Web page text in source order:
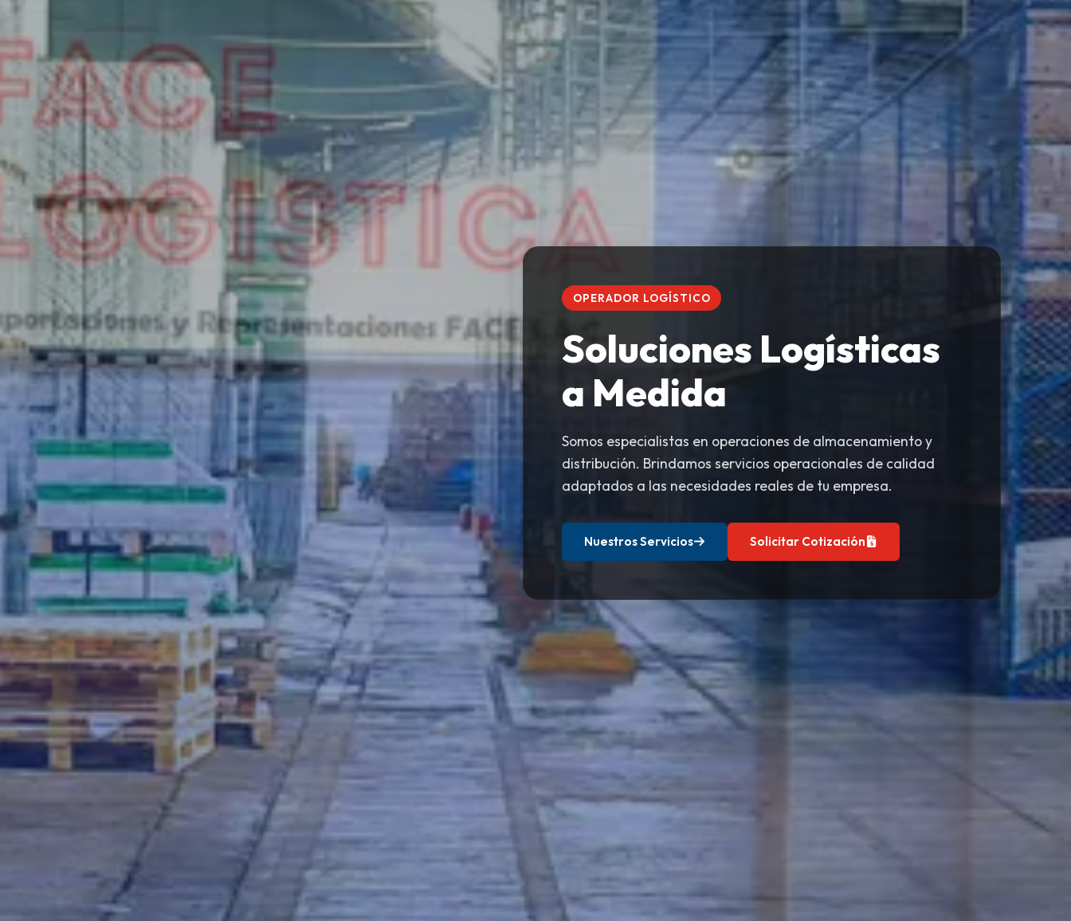
OPERADOR LOGÍSTICO
Soluciones Logísticas
a Medida
Somos especialistas en operaciones de almacenamiento y
distribución. Brindamos servicios operacionales de calidad
adaptados a las necesidades reales de tu empresa.
Nuestros Servicios Solicitar Cotización